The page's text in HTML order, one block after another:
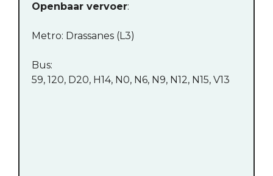
Openbaar vervoer:
Metro: Drassanes (L3)
Bus:
59, 120, D20, H14, N0, N6, N9, N12, N15, V13